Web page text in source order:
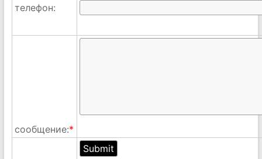
телефон:
сообщение:*